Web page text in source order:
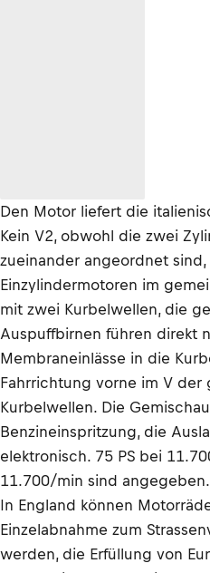
Den Motor liefert die
Kein V2, obwohl die zwei
zueinander angeordnet
Einzylindermotoren im
mit zwei Kurbelwellen, die
Auspuffbirnen führen direkt
Membraneinlässe in die
Fahrrichtung vorne im V der
Kurbelwellen. Die
Benzineinspritzung, die
elektronisch. 75 PS bei
11.700/min sind angegeben.
In England können
Einzelabnahme zum
werden, die Erfüllung von